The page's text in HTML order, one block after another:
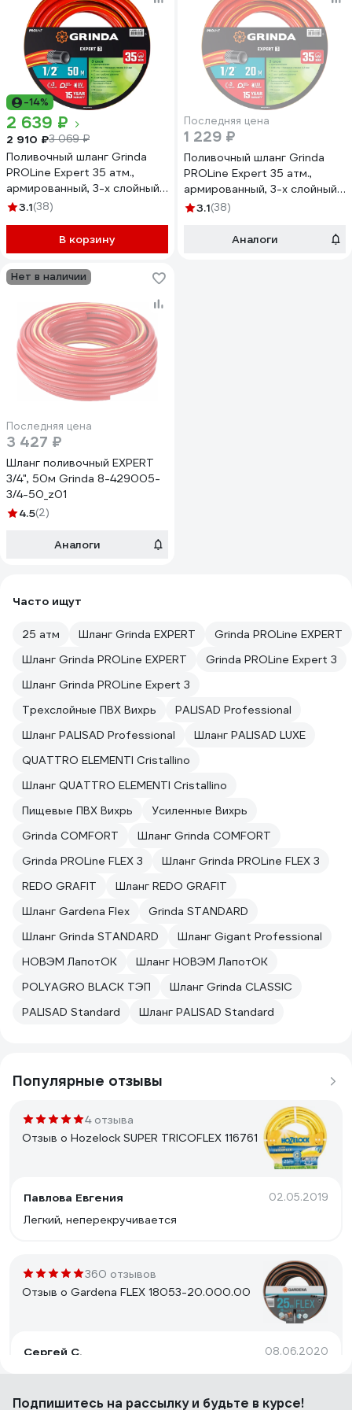
-14%
2 639 ₽
2 910 ₽3 069 ₽
Поливочный шланг Grinda
PROLine Expert 35 атм.,
армированный, 3-х слойный,
1/2х50м 8-429005-1/2-
3.1(38)
В корзину
Последняя цена
1 229 ₽
Поливочный шланг Grinda
PROLine Expert 35 атм.,
армированный, 3-х слойный,
1/2х20м 8-429005-1/2-
3.1(38)
Аналоги
Нет в наличии
Последняя цена
3 427 ₽
Шланг поливочный EXPERT
3/4", 50м Grinda 8-429005-
3/4-50_z01
4.5(2)
Аналоги
Часто ищут
25 атм Шланг Grinda EXPERT
Grinda PROLine EXPERT
Шланг Grinda PROLine EXPERT
Grinda PROLine Expert 3
Шланг Grinda PROLine Expert 3
Трехслойные ПВХ Вихрь
PALISAD Professional
Шланг PALISAD Professional
Шланг PALISAD LUXE
QUATTRO ELEMENTI Cristallino
Шланг QUATTRO ELEMENTI Cristallino
Пищевые ПВХ Вихрь
Усиленные Вихрь
Grinda COMFORT
Шланг Grinda COMFORT
Grinda PROLine FLEX 3
Шланг Grinda PROLine FLEX 3
REDO GRAFIT
Шланг REDO GRAFIT
Шланг Gardena Flex
Grinda STANDARD
Шланг Grinda STANDARD
Шланг Gigant Professional
НОВЭМ ЛапотОК
Шланг НОВЭМ ЛапотОК
POLYAGRO BLACK ТЭП
Шланг Grinda CLASSIC
PALISAD Standard
Шланг PALISAD Standard
Популярные отзывы
4 отзыва
Отзыв о Hozelock SUPER TRICOFLEX 116761
Павлова Евгения 02.05.2019
Легкий, неперекручивается
360 отзывов
Отзыв о Gardena FLEX 18053-20.000.00
Сергей С. 08.06.2020
Очень хорошее армирование и материал: под
конечно, проще, но при обычных условиях
Подпишитесь на рассылкуи будьте в курсе!